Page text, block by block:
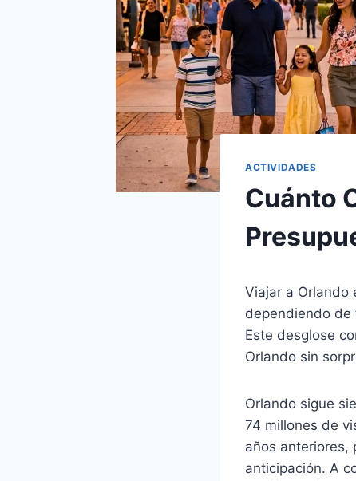
ACTIVIDADES
Cuánto
Viajar a Orlando
dependiendo de
Este desglose
Orlando sin
Orlando sigue
74 millones de
años anteriores,
anticipación. A